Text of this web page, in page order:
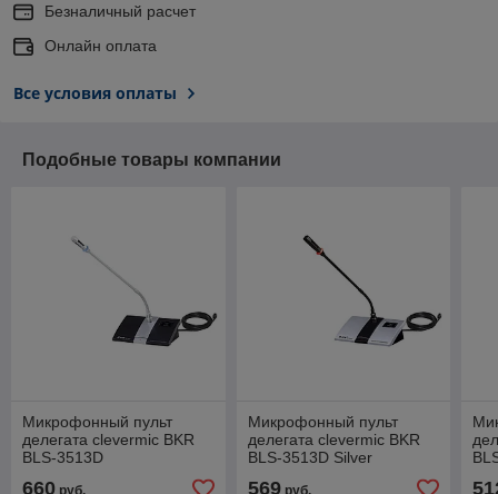
Безналичный расчет
Онлайн оплата
Все условия оплаты
Подобные товары компании
Микрофонный пульт
делегата clevermic BKR
BLS-3513D
660
Микрофонный пульт
делегата clevermic BKR
BLS-3513D Silver
569